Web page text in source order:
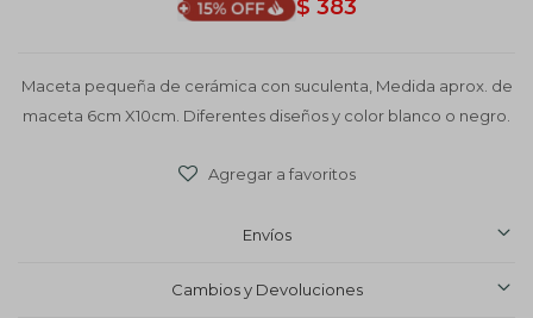
$ 383
Maceta pequeña de cerámica con suculenta, Medida aprox. de
maceta 6cm X10cm. Diferentes diseños y color blanco o negro.
Envíos
Cambios y Devoluciones